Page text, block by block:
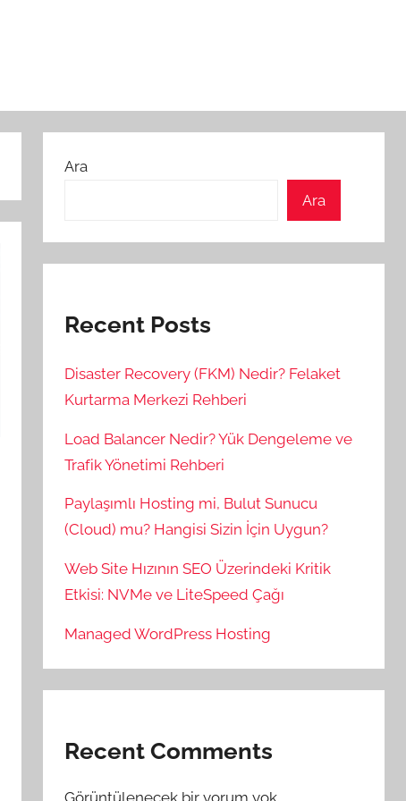
Ara
Ara
Recent Posts
Disaster Recovery (FKM) Nedir? Felaket
Kurtarma Merkezi Rehberi
Load Balancer Nedir? Yük Dengeleme ve
Trafik Yönetimi Rehberi
Paylaşımlı Hosting mi, Bulut Sunucu
(Cloud) mu? Hangisi Sizin İçin Uygun?
Web Site Hızının SEO Üzerindeki Kritik
Etkisi: NVMe ve LiteSpeed Çağı
Managed WordPress Hosting
Recent Comments
Görüntülenecek bir yorum yok.